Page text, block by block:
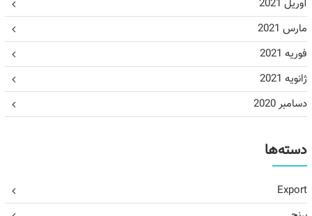
آوریل 2021
مارس 2021
فوریه 2021
ژانویه 2021
دسامبر 2020
دسته‌ها
Export